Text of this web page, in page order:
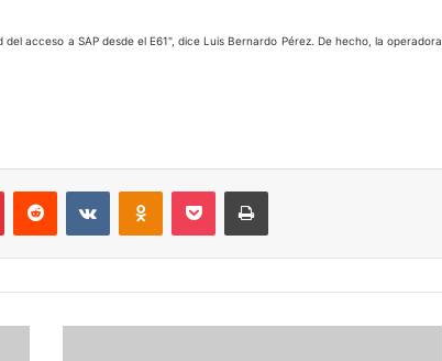
acceso a SAP desde el E61", dice Luis Bernardo Pérez. De hecho, la operadora
PinterestReddit VKontakteOdnoklassniki
Pocket Imprimir